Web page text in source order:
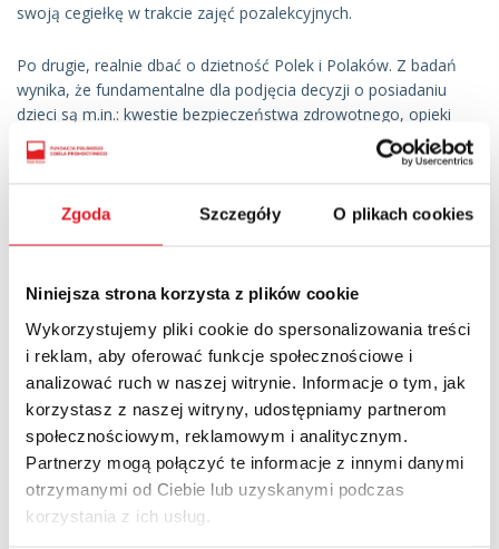
Zgoda Szczegóły O plikach cookies
Niniejsza strona korzysta z plików cookie
Wykorzystujemy pliki cookie do spersonalizowania treści
i reklam, aby oferować funkcje społecznościowe i
analizować ruch w naszej witrynie. Informacje o tym, jak
korzystasz z naszej witryny, udostępniamy partnerom
społecznościowym, reklamowym i analitycznym.
Partnerzy mogą połączyć te informacje z innymi danymi
otrzymanymi od Ciebie lub uzyskanymi podczas
korzystania z ich usług.
swoją cegiełkę w trakcie zajęć pozalekcyjnych.
Po drugie, realnie dbać o dzietność Polek i Polaków. Z badań
wynika, że fundamentalne dla podjęcia decyzji o posiadaniu
dzieci są m.in.: kwestie bezpieczeństwa zdrowotnego, opieki
okołoporodowej oraz wsparcia przy metodach in vitro.
chorób, pod warunkiem włączenia niektórych procedur do
katalogu badań obowiązkowych dla pracowników.
Po czwarte, poprawić opiekę medyczną nad seniorami i ich
seniorzy statystycznie odbywają zaledwie kilka wizyt rocznie, a
mężczyźni rzadziej niż kobiety.
Wprawdzie profilaktyka prozdrowotna jest przede wszystkim
kwestią odpowiedzialności każdego obywatela za swoje
zdrowie, ale samorząd, rząd, organizacje pozarządowe
powinny pomagać, ułatwiać, przypominać, bo profilaktyka jest
inwestycją społeczną. Pamiętajmy o tym.